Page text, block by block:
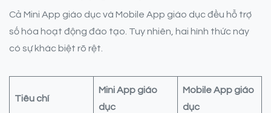
Cả Mini App giáo dục và Mobile App giáo dục đều hỗ trợ
số hóa hoạt động đào tạo. Tuy nhiên, hai hình thức này
có sự khác biệt rõ rệt.
Tiêu chí
Mini App giáo
dục
Mobile App giáo
dục